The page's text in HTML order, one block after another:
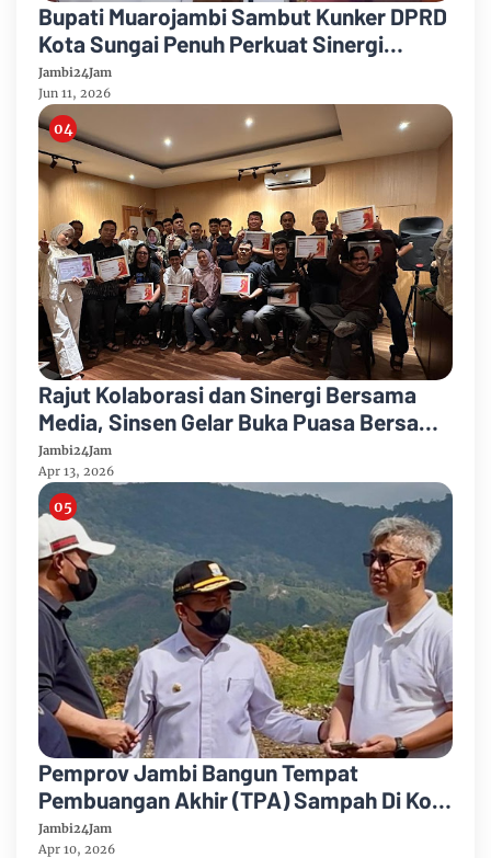
Bupati Muarojambi Sambut Kunker DPRD
Kota Sungai Penuh Perkuat Sinergi
Pembangunan
Jambi24Jam
Jun 11, 2026
Rajut Kolaborasi dan Sinergi Bersama
Media, Sinsen Gelar Buka Puasa Bersama
Journalist 2026
Jambi24Jam
Apr 13, 2026
Pemprov Jambi Bangun Tempat
Pembuangan Akhir (TPA) Sampah Di Kota
Sungai Penuh, Anggarkan Rp 3 Miliar
Jambi24Jam
Apr 10, 2026